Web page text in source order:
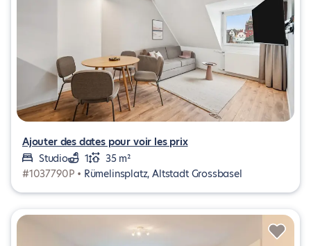
Ajouter des dates pour voir les prix
Studio
1
35 m²
#1037790P • Rümelinsplatz, Altstadt Grossbasel